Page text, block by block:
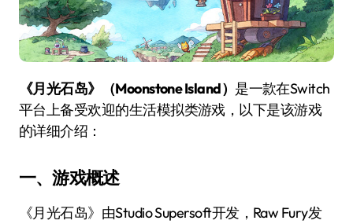
《月光石岛》（Moonstone Island） 是一款在Switch
平台上备受欢迎的生活模拟类游戏，以下是该游戏
的详细介绍：
一、游戏概述
《月光石岛》由Studio Supersoft开发，Raw Fury发